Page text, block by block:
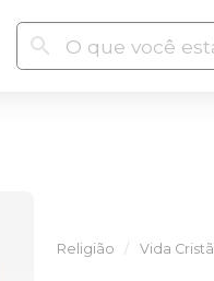
Religião Vida Cristã